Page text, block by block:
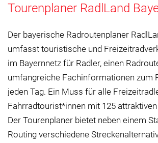
Tourenplaner RadlLand
Der bayerische Radroutenplaner
umfasst touristische und
im Bayernnetz für Radler, einen
umfangreiche Fachinformationen zum
jeden Tag. Ein Muss für alle
Fahrradtourist*innen mit 125
Der Tourenplaner bietet neben einem
Routing verschiedene